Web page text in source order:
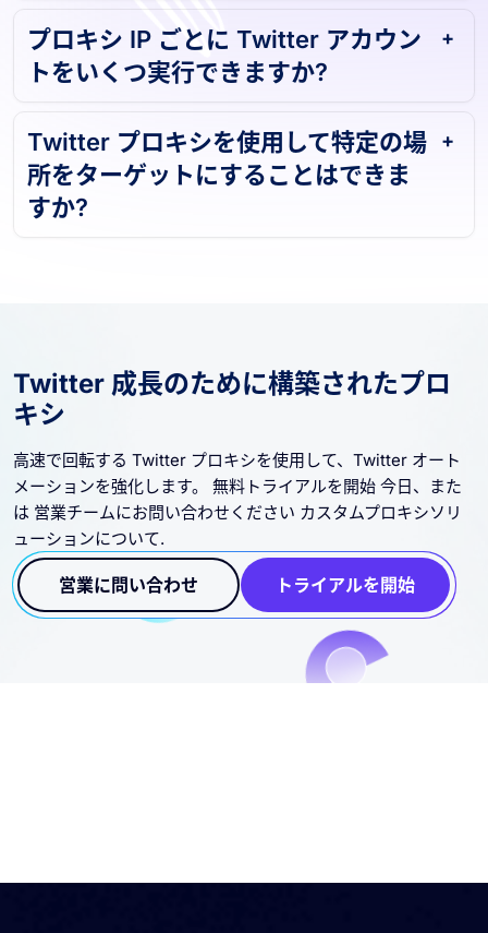
プロキシ IP ごとに Twitter アカウン
トをいくつ実行できますか?
Twitter プロキシを使用して特定の場
所をターゲットにすることはできま
すか?
Twitter 成長のために構築されたプロ
キシ
高速で回転する Twitter プロキシを使用して、Twitter オート
メーションを強化します。 無料トライアルを開始 今日、また
は 営業チームにお問い合わせください カスタムプロキシソリ
ューションについて.
営業に問い合わせ トライアルを開始